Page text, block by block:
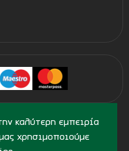
καλύτερη εμπειρία
χρησιμοποιούμε